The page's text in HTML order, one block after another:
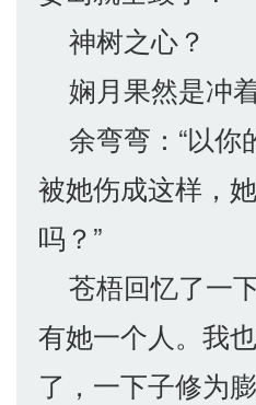
神树之心？
娴月果然是冲
余弯弯：“以你
被她伤成这样，
吗？”
苍梧回忆了一
有她一个人。我
了，一下子修为